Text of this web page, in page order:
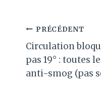
Navigation
de
l’article
PRÉCÉDENT
Circulation
pas 19° : toutes
anti-smog (pas